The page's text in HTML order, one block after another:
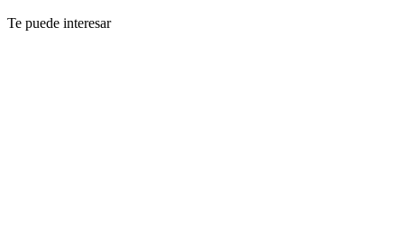
Te puede interesar